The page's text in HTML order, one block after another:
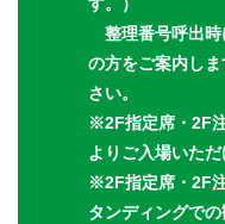
す。）
整理番号呼出時
の方をご案内し
さい。
※2F指定席・2F
よりご入場いただ
※2F指定席・2F
タンディングでの